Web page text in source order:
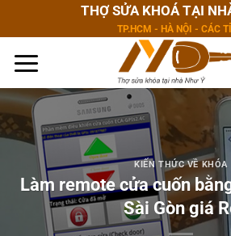
dung
THỢ SỬA KHOÁ TẠI
TP.HCM - HÀ NỘI - CÁC
KIẾN THỨC VỀ KHÓA
Làm remote cửa cuốn
Sài Gòn giá